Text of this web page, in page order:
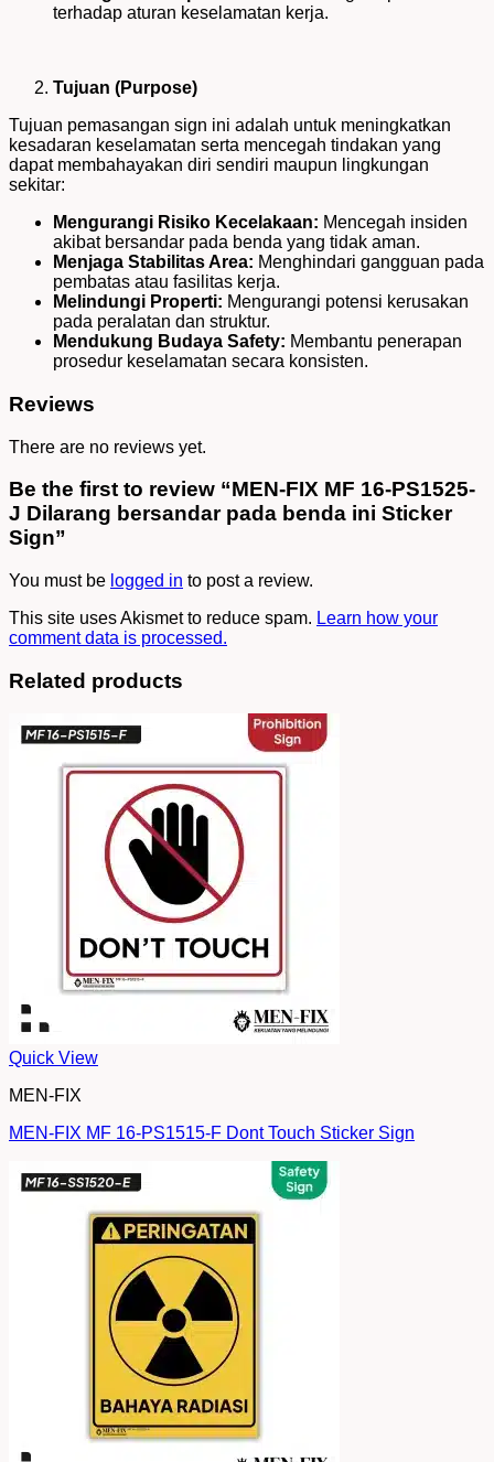
terhadap aturan keselamatan kerja.
Tujuan (Purpose)
Tujuan pemasangan sign ini adalah untuk meningkatkan
kesadaran keselamatan serta mencegah tindakan yang
dapat membahayakan diri sendiri maupun lingkungan
sekitar:
Mengurangi Risiko Kecelakaan: Mencegah insiden
akibat bersandar pada benda yang tidak aman.
Menjaga Stabilitas Area: Menghindari gangguan pada
pembatas atau fasilitas kerja.
Melindungi Properti: Mengurangi potensi kerusakan
pada peralatan dan struktur.
Mendukung Budaya Safety: Membantu penerapan
prosedur keselamatan secara konsisten.
Reviews
There are no reviews yet.
Be the first to review “MEN-FIX MF 16-PS1525-
J Dilarang bersandar pada benda ini Sticker
Sign”
You must be logged in to post a review.
This site uses Akismet to reduce spam. Learn how your
comment data is processed.
Related products
Quick View
MEN-FIX
MEN-FIX MF 16-PS1515-F Dont Touch Sticker Sign